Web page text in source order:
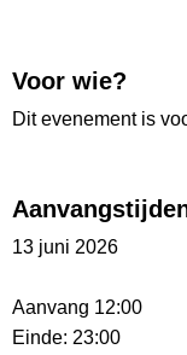
Voor wie?
Dit evenement is
13 juni 2026
Aanvang 12:00
Einde: 23:00